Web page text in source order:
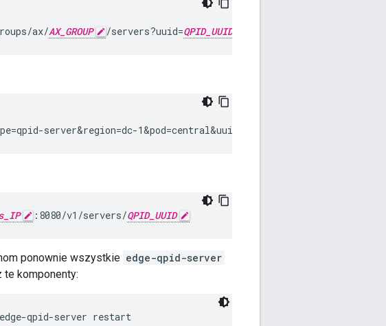
ax/AX_GROUP /servers?uuid=QPID_UUID
server&region=dc-1&pod=central&uuid=
:8080/v1/servers/QPID_UUID
ponownie wszystkie edge-qpid-server
te komponenty:
qpid-server restart